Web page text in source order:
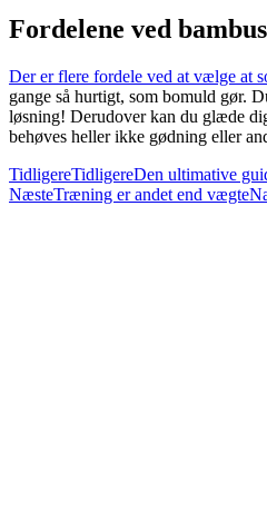
Fordelene ved
Der er flere fordele ved at vælge at
gange så hurtigt, som bomuld gør.
løsning! Derudover kan du glæde
behøves heller ikke gødning eller
TidligereTidligereDen ultimative
NæsteTræning er andet end vægte